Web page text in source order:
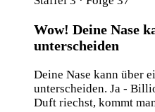
Wow! Deine Nase
unterscheiden
Deine Nase kann über
unterscheiden. Ja -
Duft riechst, kommt